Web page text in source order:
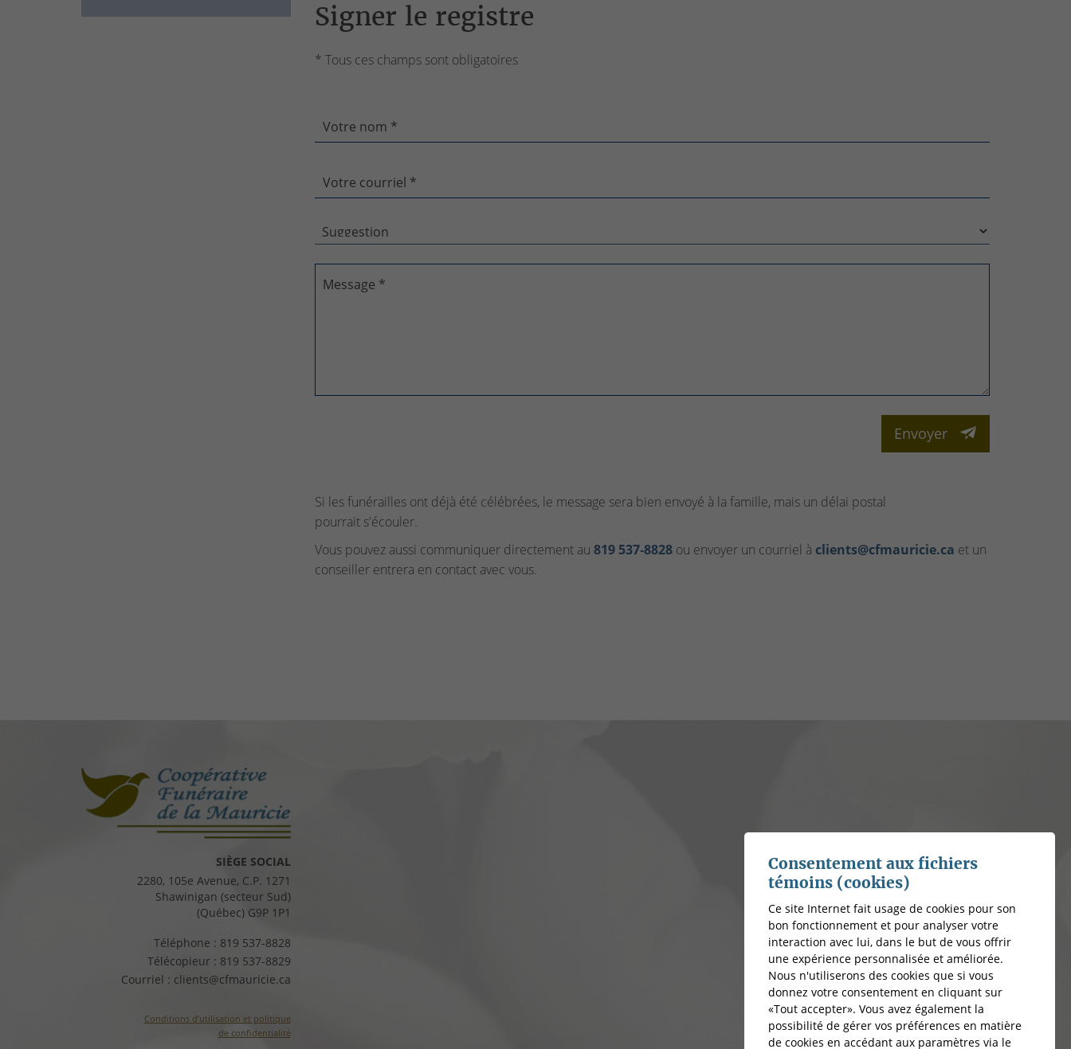
Signer le registre
* Tous ces champs sont obligatoires
Votre nom *
Votre courriel *
Message *
Envoyer
Si les funérailles ont déjà été célébrées, le message sera bien envoyé à la famille, mais un délai postal
pourrait s'écouler.
Vous pouvez aussi communiquer directement au 819 537‑8828ou envoyer un courriel à clients@cfmauricie.ca et un
conseiller entrera en contact avec vous.
SIÈGE SOCIAL
2280, 105e Avenue, C.P. 1271
Shawinigan (secteur Sud)
(Québec) G9P 1P1
Téléphone : 819 537-8828
Télécopieur : 819 537-8829
Courriel : clients@cfmauricie.ca
Conditions d’utilisation et politique
de confidentialité
Consentement aux fichiers
témoins (cookies)
Ce site Internet fait usage de cookies pour son
bon fonctionnement et pour analyser votre
interaction avec lui, dans le but de vous offrir
une expérience personnalisée et améliorée.
Nous n'utiliserons des cookies que si vous
donnez votre consentement en cliquant sur
«Tout accepter». Vous avez également la
possibilité de gérer vos préférences en matière
de cookies en accédant aux paramètres via le